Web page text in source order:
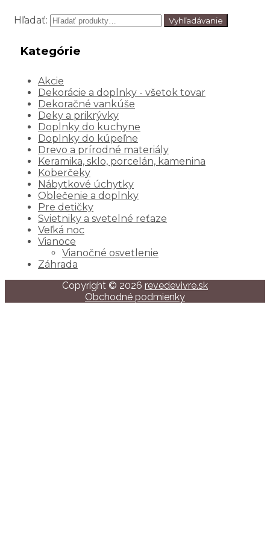
Hľadať: Vyhľadávanie
Kategórie
Akcie
Dekorácie a doplnky - všetok tovar
Dekoračné vankúše
Deky a prikrývky
Doplnky do kuchyne
Doplnky do kúpeľne
Drevo a prírodné materiály
Keramika, sklo, porcelán, kamenina
Koberčeky
Nábytkové úchytky
Oblečenie a doplnky
Pre detičky
Svietniky a svetelné reťaze
Veľká noc
Vianoce
Vianočné osvetlenie
Záhrada
Copyright © 2026 revedevivre.sk
Obchodné podmienky